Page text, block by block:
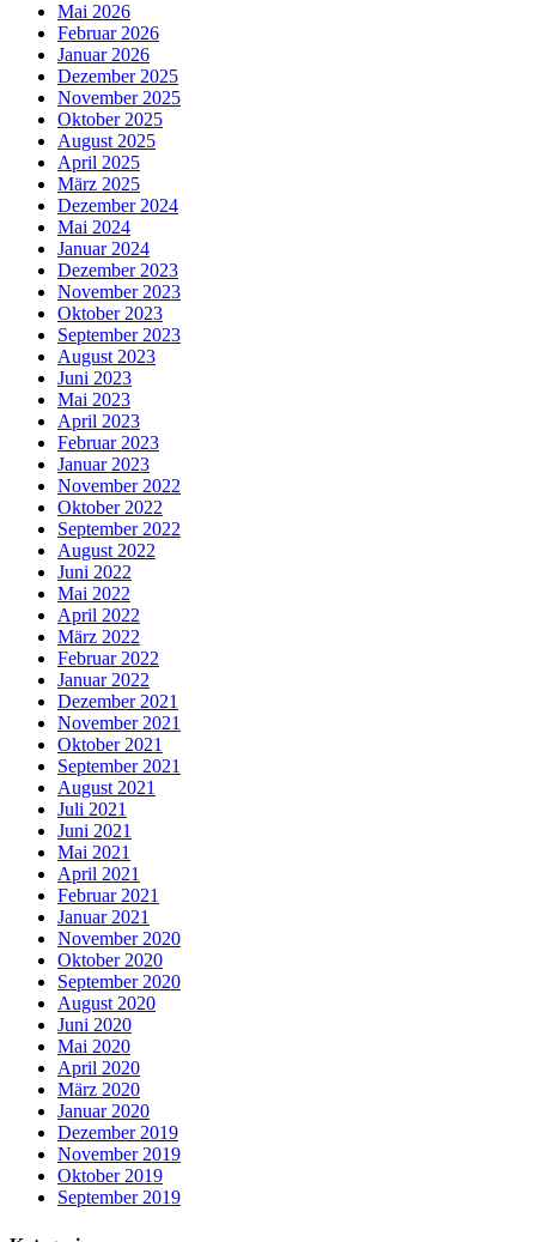
Mai 2026
Februar 2026
Januar 2026
Dezember 2025
November 2025
Oktober 2025
August 2025
April 2025
März 2025
Dezember 2024
Mai 2024
Januar 2024
Dezember 2023
November 2023
Oktober 2023
September 2023
August 2023
Juni 2023
Mai 2023
April 2023
Februar 2023
Januar 2023
November 2022
Oktober 2022
September 2022
August 2022
Juni 2022
Mai 2022
April 2022
März 2022
Februar 2022
Januar 2022
Dezember 2021
November 2021
Oktober 2021
September 2021
August 2021
Juli 2021
Juni 2021
Mai 2021
April 2021
Februar 2021
Januar 2021
November 2020
Oktober 2020
September 2020
August 2020
Juni 2020
Mai 2020
April 2020
März 2020
Januar 2020
Dezember 2019
November 2019
Oktober 2019
September 2019